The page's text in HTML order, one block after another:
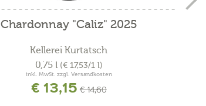
Chardonnay "Caliz" 2025
Kellerei Kurtatsch
0,75 l (€ 17,53/1 l)
inkl. MwSt. zzgl. Versandkosten
€ 13,15 € 14,60